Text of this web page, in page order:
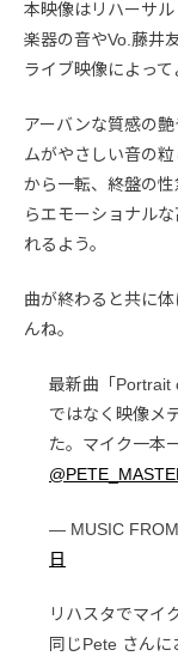
本映像はリハーサ
楽器の音やVo.藤井
ライブ映像によって
アーバンな質感の
ムがやさしい音の
から一転、終盤の
らエモーショナル
れるよう。
曲が終わると共に
んね。
最新曲「Portrait
ではなく映像メ
た。マイク一本
— MUSIC
日
リハスタでマイ
同じPete さん